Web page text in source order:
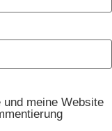
meine Website